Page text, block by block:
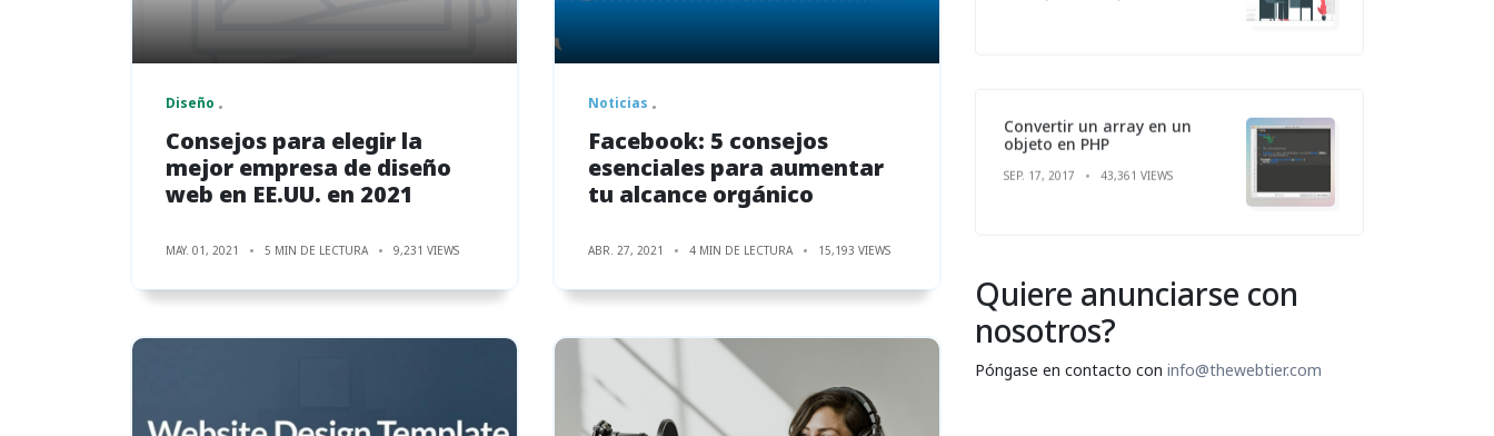
Diseño
Consejos para elegir la
mejor empresa de diseño
web en EE.UU. en 2021
MAY. 01, 2021 5 MIN DE LECTURA 9,231 VIEWS
Noticias
Facebook: 5 consejos
esenciales para aumentar
tu alcance orgánico
ABR. 27, 2021 4 MIN DE LECTURA 15,193 VIEWS
objeto en PHP
Quiere anunciarse con
nosotros?
Póngase en contacto con info@thewebtier.com